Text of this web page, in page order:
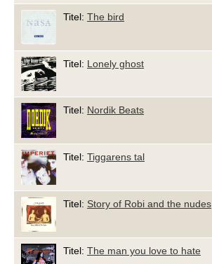
Titel: The bird
Titel: Lonely ghost
Titel: Nordik Beats
Titel: Tiggarens tal
Titel: Story of Robi and the nudes
Titel: The man you love to hate